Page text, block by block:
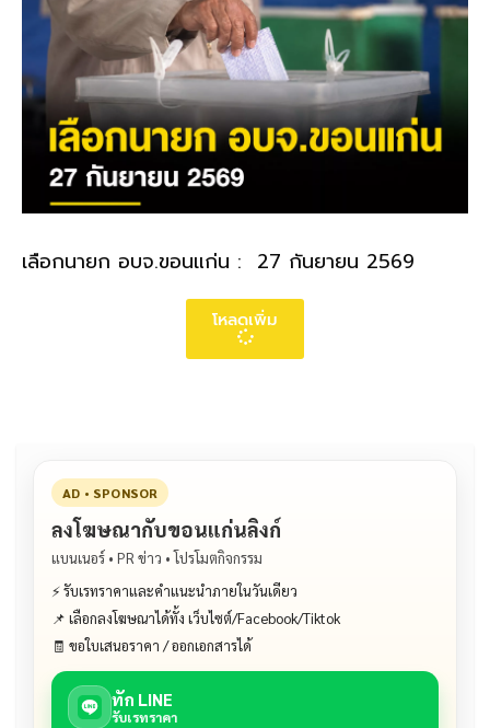
เลือกนายก อบจ.ขอนแก่น : 27 กันยายน 2569
โหลดเพิ่ม
AD • SPONSOR
ลงโฆษณากับขอนแก่นลิงก์
แบนเนอร์ • PR ข่าว • โปรโมตกิจกรรม
⚡ รับเรทราคาและคำแนะนำภายในวันเดียว
📌 เลือกลงโฆษณาได้ทั้ง เว็บไซต์/Facebook/Tiktok
🧾 ขอใบเสนอราคา / ออกเอกสารได้
ทัก LINE
รับเรทราคา